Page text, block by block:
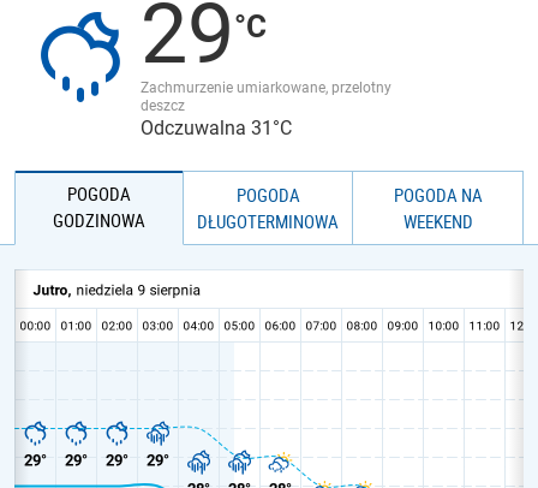
JAKOŚĆ POWIETRZA29
Zachmurzenie umiarkowane, przelotny
deszcz
Odczuwalna 31°C
POGODA
GODZINOWA
POGODA
DŁUGOTERMINOWA
POGODA NA
WEEKEND